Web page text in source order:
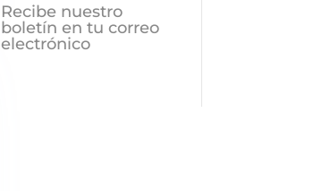
Recibe nuestro
boletín en tu correo
electrónico